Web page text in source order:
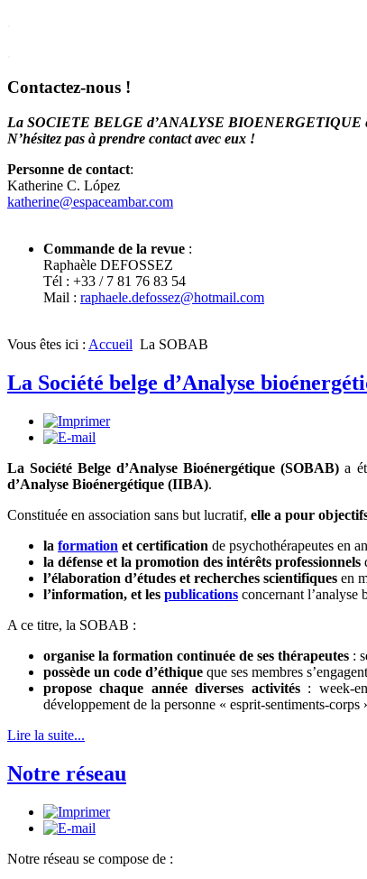
Contactez-nous !
La SOCIETE BELGE d’ANALYSE BIOENERGETIQUE
N’hésitez pas à prendre contact avec eux !
Personne de contact:
Katherine C. López
katherine@espaceambar.com
Commande de la revue :
Raphaèle DEFOSSEZ
Tél : +33 / 7 81 76 83 54
Mail : raphaele.defossez@hotmail.com
Vous êtes ici : Accueil La SOBAB
La Société belge d’Analyse
La Société Belge d’Analyse Bioénergétique (SOBAB) a
d’Analyse Bioénergétique (IIBA).
Constituée en association sans but lucratif, elle a pour
la formation et certification de psychothérapeutes en
la défense et la promotion des intérêts professionnels
l’élaboration d’études et recherches scientifiques en
l’information, et les publications concernant l’analyse
A ce titre, la SOBAB :
organise la formation continuée de ses thérapeutes :
possède un code d’éthique que ses membres
propose chaque année diverses activités: week-
développement de la personne « esprit-sentiments-corps
Lire la suite...
Notre réseau
Notre réseau se compose de :